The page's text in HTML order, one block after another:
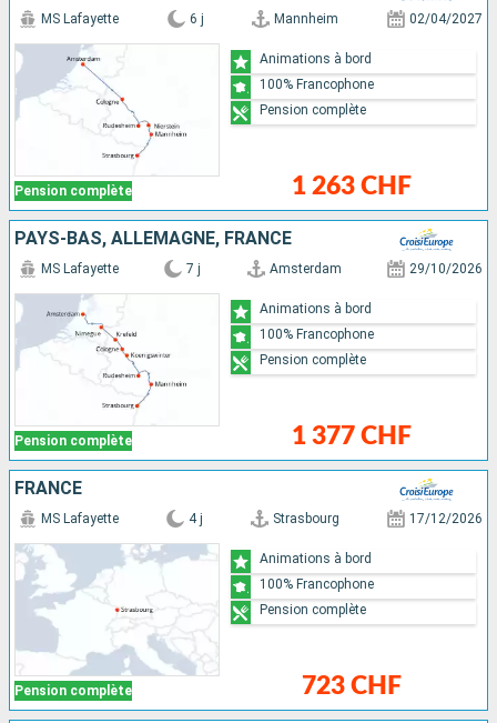
Pension complète
MS Lafayette 6 j Mannheim 02/04/2027
1 263 CHF
Animations à bord
100% Francophone
Pension complète
PAYS-BAS, ALLEMAGNE, FRANCE
Pension complète
MS Lafayette 7 j Amsterdam 29/10/2026
1 377 CHF
Animations à bord
100% Francophone
Pension complète
FRANCE
Pension complète
MS Lafayette 4 j Strasbourg 17/12/2026
723 CHF
Animations à bord
100% Francophone
Pension complète